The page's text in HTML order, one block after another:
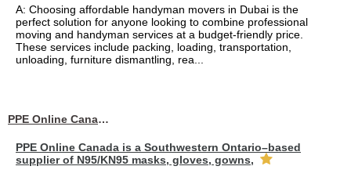
A: Choosing affordable handyman movers in Dubai is the
perfect solution for anyone looking to combine professional
moving and handyman services at a budget-friendly price.
These services include packing, loading, transportation,
unloading, furniture dismantling, rea...
PPE Online Canada – Bulk PPE Supplier | N95, Gloves, Masks & Medical Supplies
PPE Online Canada is a Southwestern Ontario–based
supplier of N95/KN95 masks, gloves, gowns,